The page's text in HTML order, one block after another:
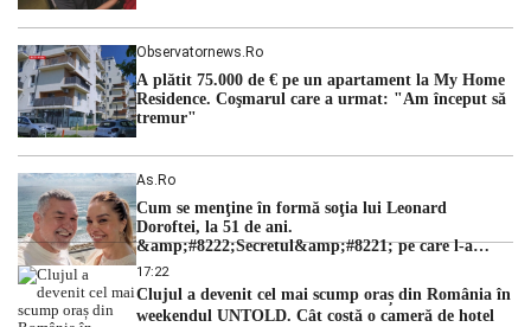
Observatornews.ro
A plătit 75.000 de € pe un apartament la My Home
Residence. Coşmarul care a urmat: "Am început să
tremur"
As.ro
Cum se menţine în formă soţia lui Leonard
Doroftei, la 51 de ani.
&amp;#8222;Secretul&amp;#8221; pe care l-a
dezvăluit
17:22
Clujul a devenit cel mai scump oraș din România în
weekendul UNTOLD. Cât costă o cameră de hotel